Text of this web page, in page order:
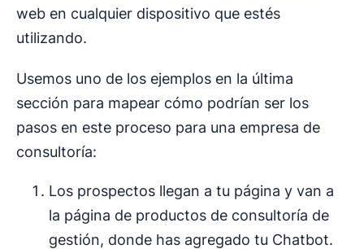
web en cualquier dispositivo que estés
utilizando.
Usemos uno de los ejemplos en la última
sección para mapear cómo podrían ser los
pasos en este proceso para una empresa de
consultoría:
Los prospectos llegan a tu página y van a
la página de productos de consultoría de
gestión, donde has agregado tu Chatbot.